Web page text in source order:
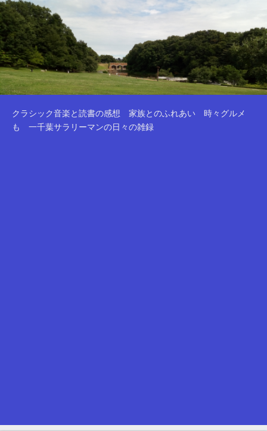
クラシック音楽と読書の感想 家族とのふれあい 時々グルメ
も 一千葉サラリーマンの日々の雑録